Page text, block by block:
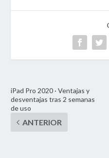
iPad Pro 2020 · Ventajas y
desventajas tras 2 semanas
de uso